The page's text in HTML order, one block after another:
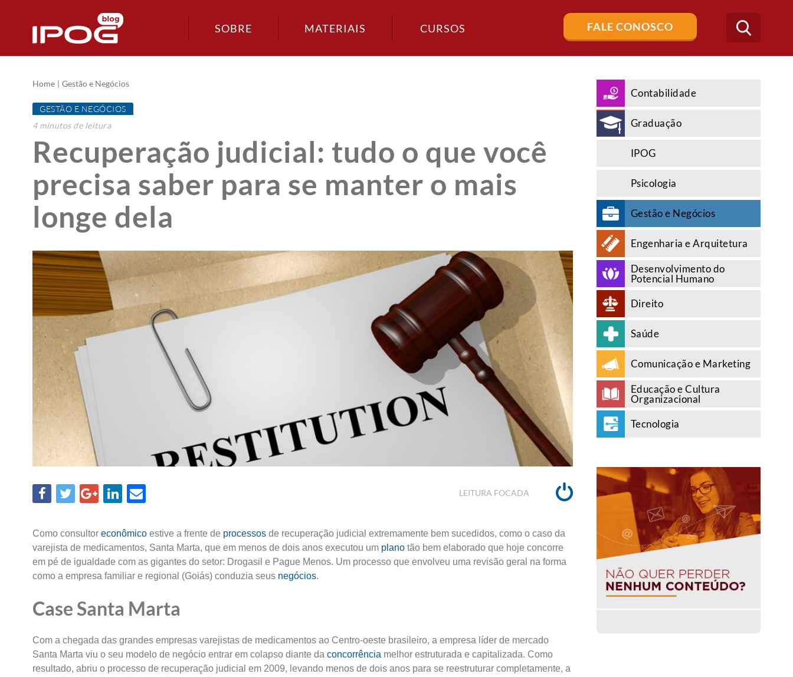
SOBRE MATERIAIS CURSOS FALE CONOSCO
Buscar
no
blog
Home Gestão e Negócios
GESTÃO E NEGÓCIOS
4 minutosde leitura
Recuperação judicial: tudo o que você
precisa saber para se manter o mais
longe dela
LEITURA FOCADA
Como consultor econômico estive a frente de processos de recuperação judicial extremamente bem sucedidos, como o caso da
varejista de medicamentos, Santa Marta, que em menos de dois anos executou um plano tão bem elaborado que hoje concorre
em pé de igualdade com as gigantes do setor: Drogasil e Pague Menos. Um processo que envolveu uma revisão geral na forma
como a empresa familiar e regional (Goiás) conduzia seus negócios.
Case Santa Marta
Com a chegada das grandes empresas varejistas de medicamentos ao Centro-oeste brasileiro, a empresa líder de mercado
Santa Marta viu o seu modelo de negócio entrar em colapso diante da concorrência melhor estruturada e capitalizada. Como
resultado, abriu o processo de recuperação judicial em 2009, levando menos de dois anos para se reestruturar completamente, a
Contabilidade
Graduação
IPOG
Psicologia
Gestão e Negócios
Engenharia e Arquitetura
Desenvolvimento do
Potencial Humano
Direito
Saúde
Comunicação e Marketing
Educação e Cultura
Organizacional
Tecnologia